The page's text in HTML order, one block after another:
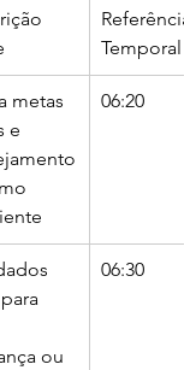
Referência
Temporal
metas
e
06:20
ou
06:30